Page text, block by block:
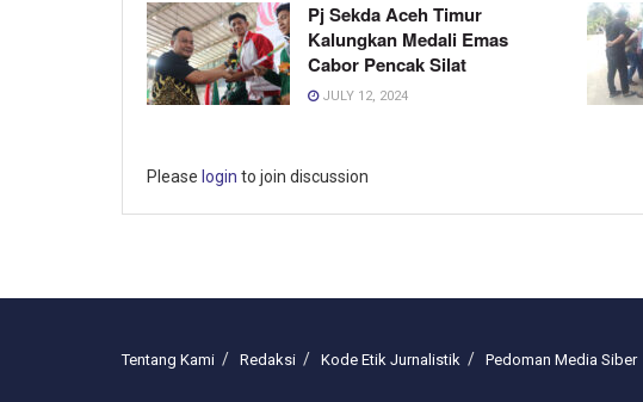
Pj Sekda Aceh Timur
Kalungkan Medali Emas
Cabor Pencak Silat
JULY 12, 2024
Please login to join discussion
Tentang Kami Redaksi Kode Etik Jurnalistik Pedoman Media Siber